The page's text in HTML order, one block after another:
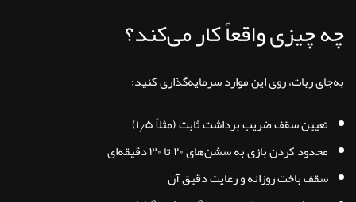
چه چیزی واقعاً کار می‌کند؟
به‌جای ربات، روی این موارد سرمایه‌گذاری کنید:
تعیین سقف ضریب برداشت ثابت (مثلاً ۱٫۵)
محدود کردن بازی به سشن‌های ۲۰ تا ۳۰ دقیقه‌ای
سقف باخت روزانه و رعایت دقیق آن